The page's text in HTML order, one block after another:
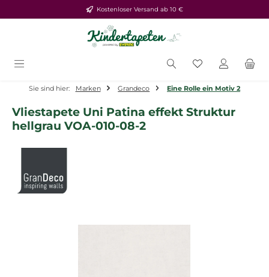
Zum Hauptinhalt springenKostenloser Versand ab 10 €
Du hast 0
Sie sind hier: Marken Grandeco Eine Rolle ein Motiv 2
Vliestapete Uni Patina effekt Struktur
hellgrau VOA-010-08-2